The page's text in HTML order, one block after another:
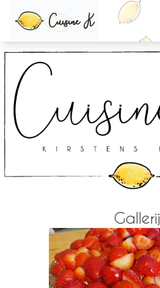
Cuisine K
Gallerij